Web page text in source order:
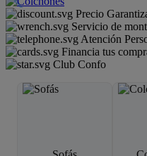
Precio
Servicio de
Atención
Financia tus
Club Confo